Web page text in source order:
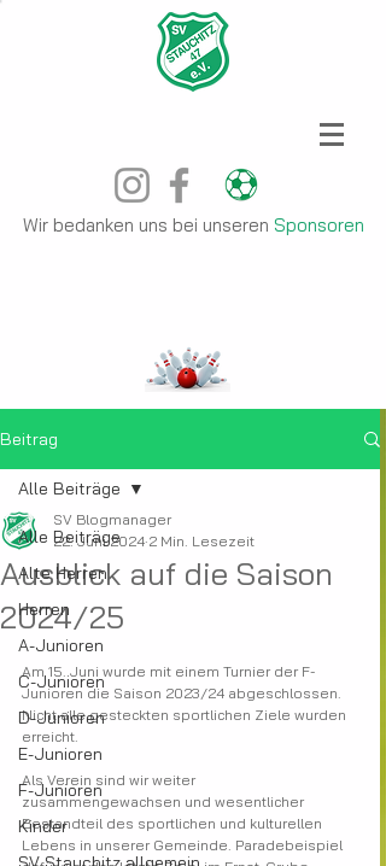
Wir bedanken uns bei unseren Sponsoren
Beitrag
Alle Beiträge
Alte Herren
Herren
A-Junioren
C-Junioren
D-Junioren
E-Junioren
F-Junioren
Kinder
Alle Beiträge
Ausblick auf die Saison
2024/25
SV Blogmanager
22. Juni 2024 2 Min. Lesezeit
Am 15. Juni wurde mit einem Turnier der F-
Junioren die Saison 2023/24 abgeschlossen.
Nicht alle gesteckten sportlichen Ziele wurden
erreicht.
Als Verein sind wir weiter
zusammengewachsen und wesentlicher
Bestandteil des sportlichen und kulturellen
Lebens in unserer Gemeinde. Paradebeispiel